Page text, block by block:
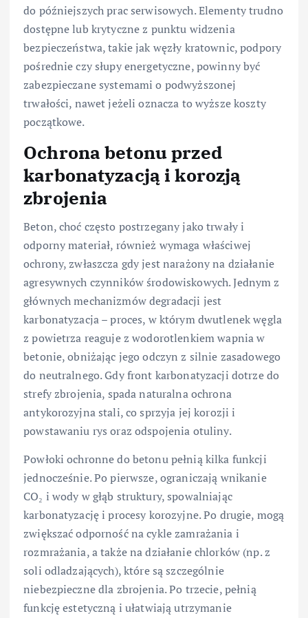
do późniejszych prac serwisowych. Elementy trudno
dostępne lub krytyczne z punktu widzenia
bezpieczeństwa, takie jak węzły kratownic, podpory
pośrednie czy słupy energetyczne, powinny być
zabezpieczane systemami o podwyższonej
trwałości, nawet jeżeli oznacza to wyższe koszty
początkowe.
Ochrona betonu przed
karbonatyzacją i korozją
zbrojenia
Beton, choć często postrzegany jako trwały i
odporny materiał, również wymaga właściwej
ochrony, zwłaszcza gdy jest narażony na działanie
agresywnych czynników środowiskowych. Jednym z
głównych mechanizmów degradacji jest
karbonatyzacja – proces, w którym dwutlenek węgla
z powietrza reaguje z wodorotlenkiem wapnia w
betonie, obniżając jego odczyn z silnie zasadowego
do neutralnego. Gdy front karbonatyzacji dotrze do
strefy zbrojenia, spada naturalna ochrona
antykorozyjna stali, co sprzyja jej korozji i
powstawaniu rys oraz odspojenia otuliny.
Powłoki ochronne do betonu pełnią kilka funkcji
jednocześnie. Po pierwsze, ograniczają wnikanie
CO₂ i wody w głąb struktury, spowalniając
karbonatyzację i procesy korozyjne. Po drugie, mogą
zwiększać odporność na cykle zamrażania i
rozmrażania, a także na działanie chlorków (np. z
soli odladzających), które są szczególnie
niebezpieczne dla zbrojenia. Po trzecie, pełnią
funkcję estetyczną i ułatwiają utrzymanie